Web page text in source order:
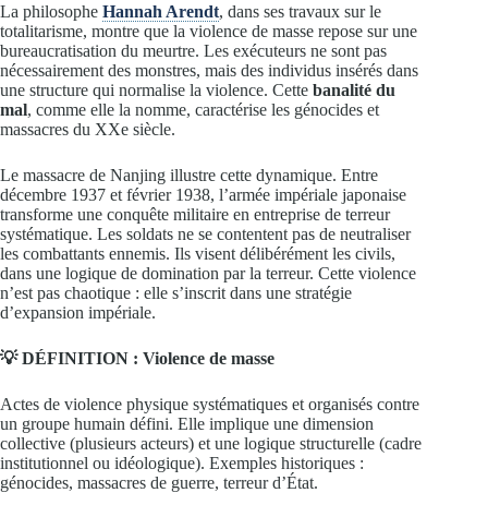
La philosophe Hannah Arendt, dans ses travaux sur le
totalitarisme, montre que la violence de masse repose sur une
bureaucratisation du meurtre. Les exécuteurs ne sont pas
nécessairement des monstres, mais des individus insérés dans
une structure qui normalise la violence. Cette banalité du
mal, comme elle la nomme, caractérise les génocides et
massacres du XXe siècle.
Le massacre de Nanjing illustre cette dynamique. Entre
décembre 1937 et février 1938, l’armée impériale japonaise
transforme une conquête militaire en entreprise de terreur
systématique. Les soldats ne se contentent pas de neutraliser
les combattants ennemis. Ils visent délibérément les civils,
dans une logique de domination par la terreur. Cette violence
n’est pas chaotique : elle s’inscrit dans une stratégie
d’expansion impériale.
💡 DÉFINITION : Violence de masse
Actes de violence physique systématiques et organisés contre
un groupe humain défini. Elle implique une dimension
collective (plusieurs acteurs) et une logique structurelle (cadre
institutionnel ou idéologique). Exemples historiques :
génocides, massacres de guerre, terreur d’État.